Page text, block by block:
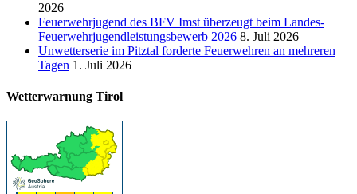
2026
Feuerwehrjugend des BFV Imst überzeugt beim Landes-
Feuerwehrjugendleistungsbewerb 2026 8. Juli 2026
Unwetterserie im Pitztal forderte Feuerwehren an mehreren
Tagen 1. Juli 2026
Wetterwarnung Tirol